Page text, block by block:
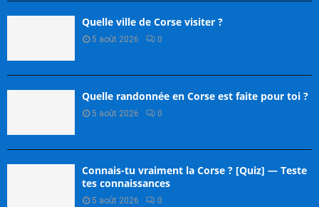
Quelle ville de Corse visiter ?
5 août 2026 0
Quelle randonnée en Corse est faite pour toi ?
5 août 2026 0
Connais-tu vraiment la Corse ? [Quiz] — Teste
tes connaissances
5 août 2026 0